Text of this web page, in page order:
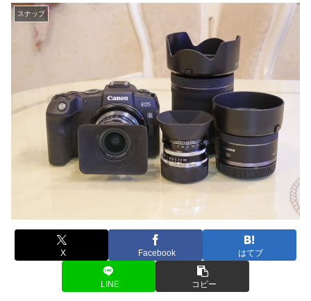
スナップ
X Facebook はてブ
LINE コピー